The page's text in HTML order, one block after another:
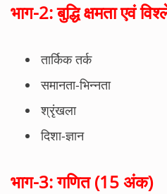
भाग-2: बुद्धि क्षमता एवं
तार्किक तर्क
समानता-भिन्नता
श्रृंखला
दिशा-ज्ञान
भाग-3: गणित (15 अंक)